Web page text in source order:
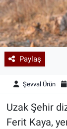
Paylaş
Şevval Ürün
Uzak Şehir
Ferit Kaya,
Teknoloji
Yazarlar
Astroloji-